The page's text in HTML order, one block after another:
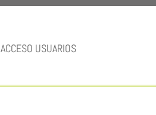
ACCESO USUARIOS